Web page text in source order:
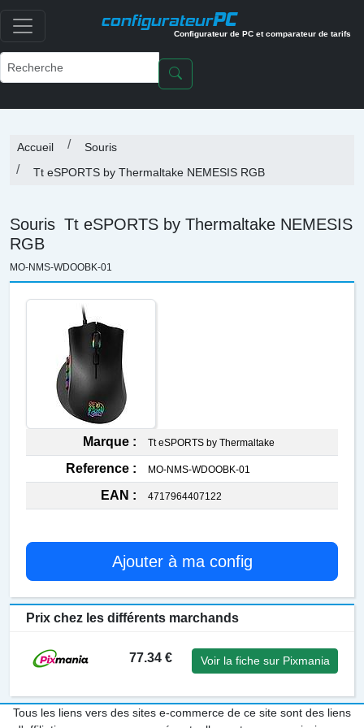
configurateurPC
Configurateur de PC et comparateur de tarifs
Accueil
Souris
Tt eSPORTS by Thermaltake NEMESIS RGB
Souris Tt eSPORTS by Thermaltake NEMESIS
RGB
MO-NMS-WDOOBK-01
Marque : Tt eSPORTS by Thermaltake
Reference : MO-NMS-WDOOBK-01
EAN : 4717964407122
Ajouter à ma config
Prix chez les différents marchands
77.34 € Voir la fiche sur Pixmania
Tous les liens vers des sites e-commerce de ce site sont des liens